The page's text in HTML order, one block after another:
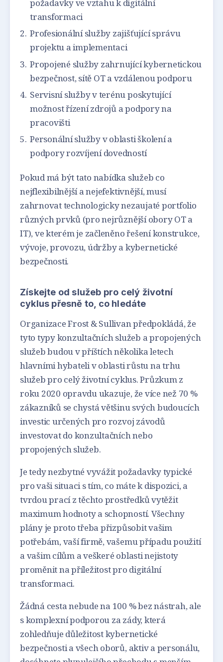
požadavky ve vztahu k digitální
transformaci
Profesionální služby zajišťující správu
projektu a implementaci
Propojené služby zahrnující kybernetickou
bezpečnost, sítě OT a vzdálenou podporu
Servisní služby v terénu poskytující
možnost řízení zdrojů a podpory na
pracovišti
Personální služby v oblasti školení a
podpory rozvíjení dovedností
Pokud má být tato nabídka služeb co
nejflexibilnější a nejefektivnější, musí
zahrnovat technologicky nezaujaté portfolio
různých prvků (pro nejrůznější obory OT a
IT), ve kterém je začleněno řešení konstrukce,
vývoje, provozu, údržby a kybernetické
bezpečnosti.
Získejte od služeb pro celý životní
cyklus přesně to, co hledáte
Organizace Frost & Sullivan předpokládá, že
tyto typy konzultačních služeb a propojených
služeb budou v příštích několika letech
hlavními hybateli v oblasti růstu na trhu
služeb pro celý životní cyklus. Průzkum z
roku 2020 opravdu ukazuje, že více než 70 %
zákazníků se chystá většinu svých budoucích
investic určených pro rozvoj závodů
investovat do konzultačních nebo
propojených služeb.
Je tedy nezbytné vyvážit požadavky typické
pro vaši situaci s tím, co máte k dispozici, a
tvrdou prací z těchto prostředků vytěžit
maximum hodnoty a schopností. Všechny
plány je proto třeba přizpůsobit vašim
potřebám, vaší firmě, vašemu případu použití
a vašim cílům a veškeré oblasti nejistoty
proměnit na příležitost pro digitální
transformaci.
Žádná cesta nebude na 100 % bez nástrah, ale
s komplexní podporou za zády, která
zohledňuje důležitost kybernetické
bezpečnosti a všech oborů, aktiv a personálu,